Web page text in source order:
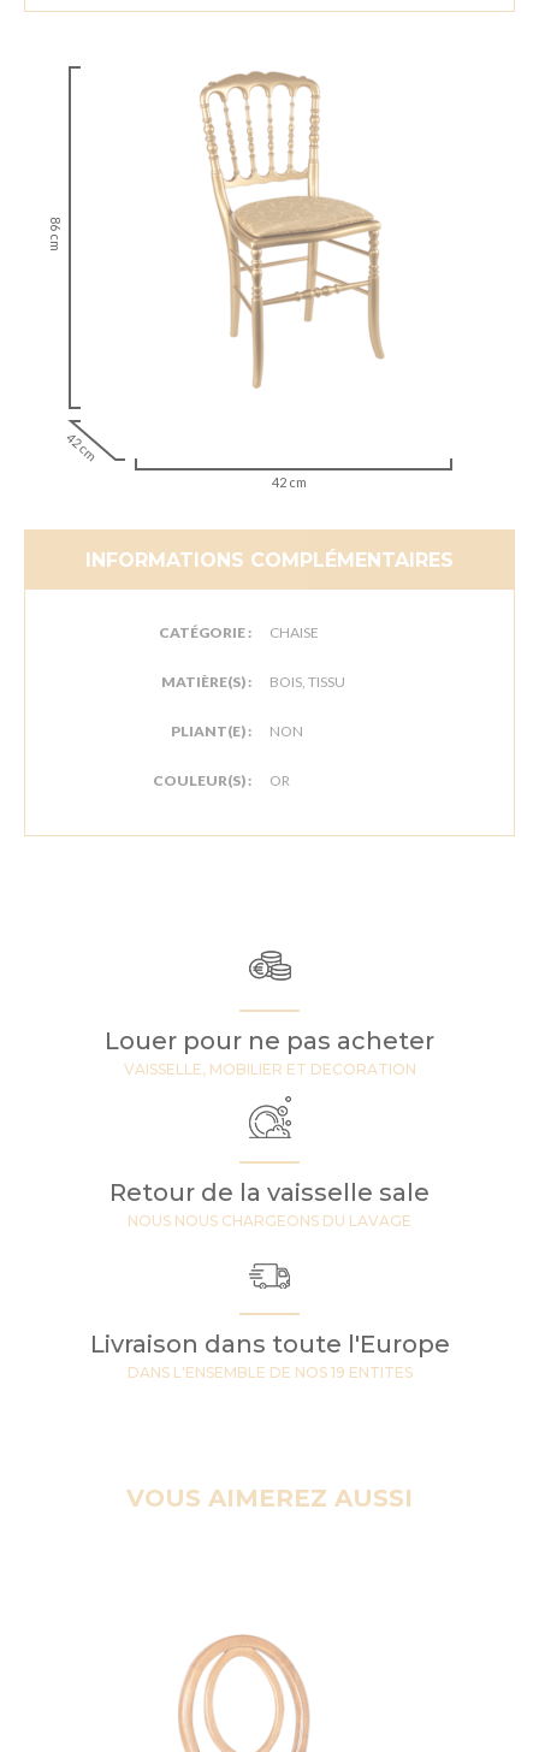
86 cm
42 cm
42 cm
INFORMATIONS COMPLÉMENTAIRES
CATÉGORIE : CHAISE
MATIÈRE(S) : BOIS, TISSU
PLIANT(E) : NON
COULEUR(S) : OR
Louer pour ne pas acheter
VAISSELLE, MOBILIER ET DECORATION
Retour de la vaisselle sale
NOUS NOUS CHARGEONS DU LAVAGE
Livraison dans toute l'Europe
DANS L'ENSEMBLE DE NOS 19 ENTITES
VOUS AIMEREZ AUSSI